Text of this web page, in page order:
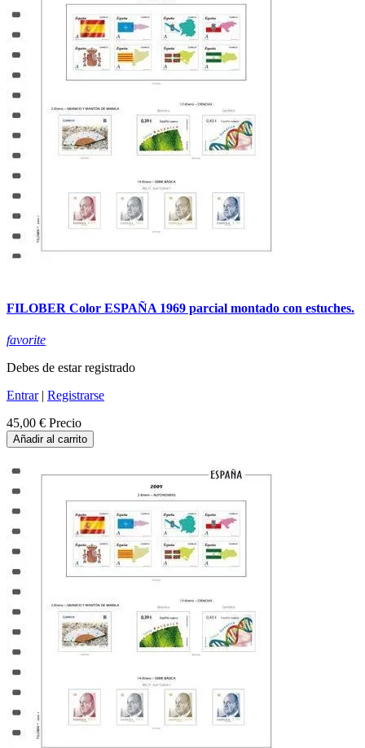
FILOBER Color ESPAÑA 1969 parcial montado con estuches.
favorite
Debes de estar registrado
Entrar| Registrarse
45,00 € Precio
Añadir al carrito